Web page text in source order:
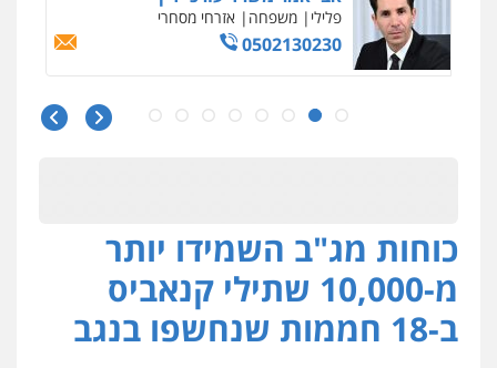
עו"ד אריה פטר
לשעבר סגן מנהל המחלקה הפלילית
0506217994
0549911449
עו"ד עידית שינו-אמיתי
פלילי עורכי דין לענייני אסירים פשיעה
חמורה מעצרים וחקירות
כוחות מג"ב השמידו יותר
מ-10,000 שתילי קנאביס
ב-18 חממות שנחשפו בנגב